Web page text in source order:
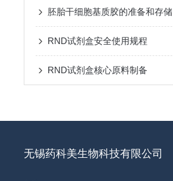
胚胎干细胞基质胶的准备和存储
RND试剂盒安全使用规程
RND试剂盒核心原料制备
无锡药科美生物科技有限公司